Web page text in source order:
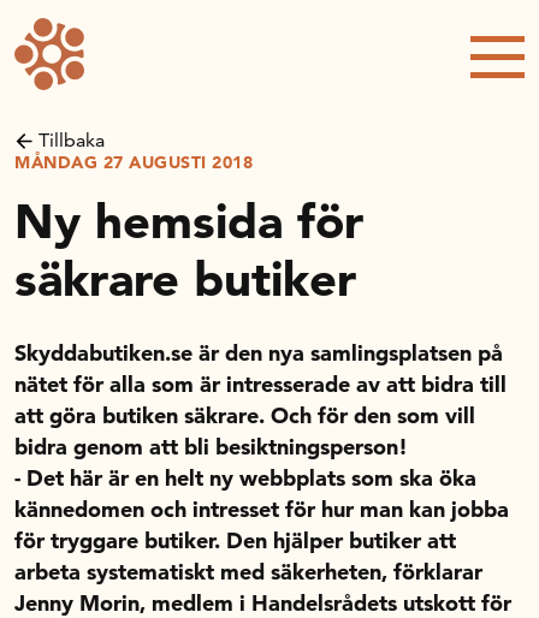
Forskning och utveckling
Kompetens och omställning
Kalender
Handelsrådet Play
Om oss
Handelsfakta.se
In English
Tillbaka
MÅNDAG 27 AUGUSTI 2018
Ny hemsida för
säkrare butiker
Skyddabutiken.se är den nya samlingsplatsen på
nätet för alla som är intresserade av att bidra till
att göra butiken säkrare. Och för den som vill
bidra genom att bli besiktningsperson!
- Det här är en helt ny webbplats som ska öka
kännedomen och intresset för hur man kan jobba
för tryggare butiker. Den hjälper butiker att
arbeta systematiskt med säkerheten, förklarar
Jenny Morin, medlem i Handelsrådets utskott för